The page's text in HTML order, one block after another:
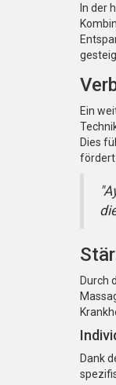
In der
Ein
Dies
fördert
Durch
Dank